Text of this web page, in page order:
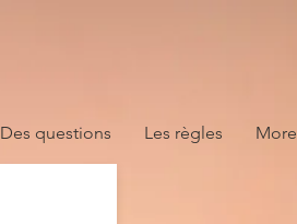
Des questions Les règles More